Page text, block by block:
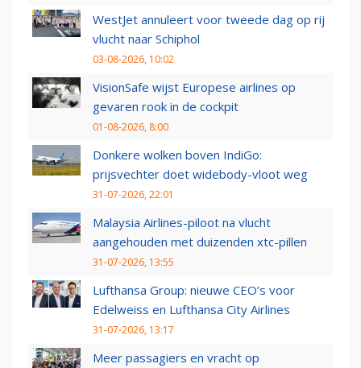
WestJet annuleert voor tweede dag op rij
vlucht naar Schiphol
03-08-2026, 10:02
VisionSafe wijst Europese airlines op
gevaren rook in de cockpit
01-08-2026, 8:00
Donkere wolken boven IndiGo:
prijsvechter doet widebody-vloot weg
31-07-2026, 22:01
Malaysia Airlines-piloot na vlucht
aangehouden met duizenden xtc-pillen
31-07-2026, 13:55
Lufthansa Group: nieuwe CEO’s voor
Edelweiss en Lufthansa City Airlines
31-07-2026, 13:17
Meer passagiers en vracht op